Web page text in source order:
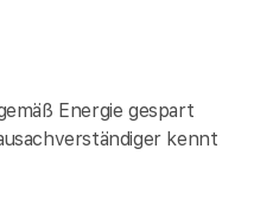
Energie gespart
kennt